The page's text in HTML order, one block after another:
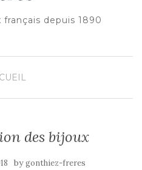
depuis 1890
des bijoux
bygonthiez-freres